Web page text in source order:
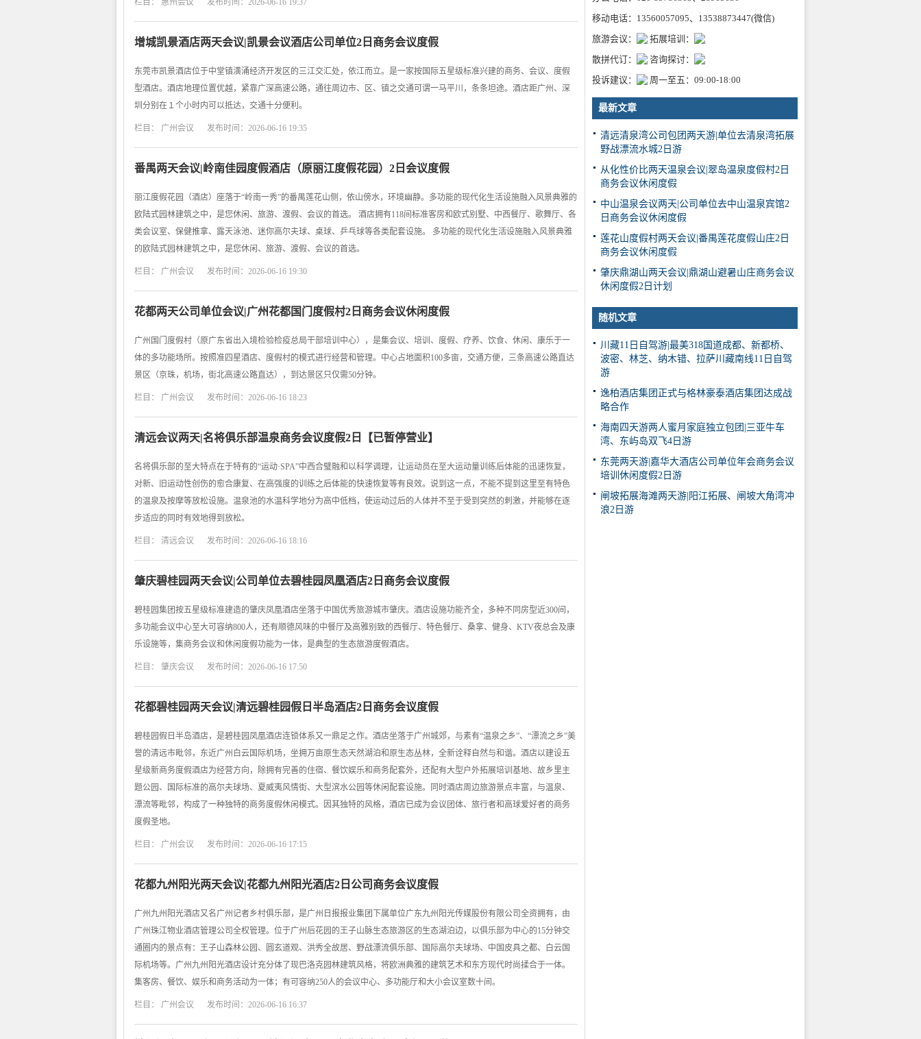
栏目： 惠州会议 发布时间：2026-06-16 19:37
增城凯景酒店两天会议|凯景会议酒店公司单位2日商务会议度假
东莞市凯景酒店位于中堂镇潢涌经济开发区的三江交汇处，依江而立。是一家按国际五星级标准兴建的商务、会议、度假
型酒店。酒店地理位置优越，紧靠广深高速公路，通往周边市、区、镇之交通可谓一马平川，条条坦途。酒店距广州、深
圳分别在１个小时内可以抵达，交通十分便利。
栏目： 广州会议 发布时间：2026-06-16 19:35
番禺两天会议|岭南佳园度假酒店（原丽江度假花园）2日会议度假
丽江度假花园（酒店）座落于“岭南一秀”的番禺莲花山侧，依山傍水，环境幽静。多功能的现代化生活设施融入风景典雅的
欧陆式园林建筑之中，是您休闲、旅游、渡假、会议的首选。 酒店拥有118间标准客房和欧式别墅、中西餐厅、歌舞厅、各
类会议室、保健推拿、露天泳池、迷你高尔夫球、桌球、乒乓球等各类配套设施。 多功能的现代化生活设施融入风景典雅
的欧陆式园林建筑之中，是您休闲、旅游、渡假、会议的首选。
栏目： 广州会议 发布时间：2026-06-16 19:30
花都两天公司单位会议|广州花都国门度假村2日商务会议休闲度假
广州国门度假村（原广东省出入境检验检疫总局干部培训中心），是集会议、培训、度假、疗养、饮食、休闲、康乐于一
体的多功能场所。按照准四星酒店、度假村的模式进行经营和管理。中心占地面积100多亩，交通方便，三条高速公路直达
景区（京珠，机场，街北高速公路直达），到达景区只仅需50分钟。
栏目： 广州会议 发布时间：2026-06-16 18:23
清远会议两天|名将俱乐部温泉商务会议度假2日【已暂停营业】
名将俱乐部的至大特点在于特有的“运动·SPA”中西合璧融和以科学调理，让运动员在至大运动量训练后体能的迅速恢复，
对新、旧运动性创伤的愈合康复、在高强度的训练之后体能的快速恢复等有良效。说到这一点，不能不提到这里至有特色
的温泉及按摩等放松设施。温泉池的水温科学地分为高中低档，使运动过后的人体并不至于受到突然的刺激，并能够在逐
步适应的同时有效地得到放松。
栏目： 清远会议 发布时间：2026-06-16 18:16
肇庆碧桂园两天会议|公司单位去碧桂园凤凰酒店2日商务会议度假
碧桂园集团按五星级标准建造的肇庆凤凰酒店坐落于中国优秀旅游城市肇庆。酒店设施功能齐全，多种不同房型近300间，
多功能会议中心至大可容纳800人，还有顺德风味的中餐厅及高雅别致的西餐厅、特色餐厅、桑拿、健身、KTV夜总会及康
乐设施等，集商务会议和休闲度假功能为一体，是典型的生态旅游度假酒店。
栏目： 肇庆会议 发布时间：2026-06-16 17:50
花都碧桂园两天会议|清远碧桂园假日半岛酒店2日商务会议度假
碧桂园假日半岛酒店，是碧桂园凤凰酒店连锁体系又一鼎足之作。酒店坐落于广州城郊，与素有“温泉之乡”、“漂流之乡”美
誉的清远市毗邻，东近广州白云国际机场，坐拥万亩原生态天然湖泊和原生态丛林，全新诠释自然与和谐。酒店以建设五
星级新商务度假酒店为经营方向，除拥有完善的住宿、餐饮娱乐和商务配套外，还配有大型户外拓展培训基地、故乡里主
题公园、国际标准的高尔夫球场、夏威夷风情街、大型滨水公园等休闲配套设施。同时酒店周边旅游景点丰富，与温泉、
漂流等毗邻，构成了一种独特的商务度假休闲模式。因其独特的风格，酒店已成为会议团体、旅行者和高球爱好者的商务
度假圣地。
栏目： 广州会议 发布时间：2026-06-16 17:15
花都九州阳光两天会议|花都九州阳光酒店2日公司商务会议度假
广州九州阳光酒店又名广州记者乡村俱乐部，是广州日报报业集团下属单位广东九州阳光传媒股份有限公司全资拥有，由
广州珠江物业酒店管理公司全权管理。位于广州后花园的王子山脉生态旅游区的生态湖泊边，以俱乐部为中心的15分钟交
通圈内的景点有：王子山森林公园、圆玄道观、洪秀全故居、野战漂流俱乐部、国际高尔夫球场、中国皮具之都、白云国
际机场等。广州九州阳光酒店设计充分体了现巴洛克园林建筑风格，将欧洲典雅的建筑艺术和东方现代时尚揉合于一体。
集客房、餐饮、娱乐和商务活动为一体；有可容纳250人的会议中心、多功能厅和大小会议室数十间。
栏目： 广州会议 发布时间：2026-06-16 16:37
移动电话：13560057095、13538873447(微信)
旅游会议：
拓展培训：
散拼代订：
咨询探讨：
投诉建议：
周一至五：09:00-18:00
最新文章
清远清泉湾公司包团两天游|单位去清泉湾拓展
野战漂流水城2日游
从化性价比两天温泉会议|翠岛温泉度假村2日
商务会议休闲度假
中山温泉会议两天|公司单位去中山温泉宾馆2
日商务会议休闲度假
莲花山度假村两天会议|番禺莲花度假山庄2日
商务会议休闲度假
肇庆鼎湖山两天会议|鼎湖山避暑山庄商务会议
休闲度假2日计划
随机文章
川藏11日自驾游|最美318国道成都、新都桥、
波密、林芝、纳木错、拉萨川藏南线11日自驾
游
逸柏酒店集团正式与格林豪泰酒店集团达成战
略合作
海南四天游两人蜜月家庭独立包团|三亚牛车
湾、东屿岛双飞4日游
东莞两天游|嘉华大酒店公司单位年会商务会议
培训休闲度假2日游
闸坡拓展海滩两天游|阳江拓展、闸坡大角湾冲
浪2日游